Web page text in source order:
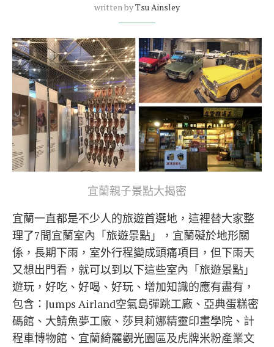
written byTsu Ainsley
宜蘭親子景點大揭密
宜蘭一直都是不少人的旅遊首選地，這裡替大家整
理了7間宜蘭室內「旅遊景點」，宜蘭礙於地形關
係，長期下雨，室外行程變成頭痛項目，但下雨天
又想出門看，就可以到以下這些室內「旅遊景點」
遊玩，好吃、好喝、好玩、增加知識的應有盡有，
包含：Jumps Airland空氣島彈跳工廠、亞典蛋糕密
碼館、大鯖魚夢工廠、 莎貝莉娜精靈印畫學院 、計
程車博物館、宜蘭綺麗觀光園區及虎牌米粉產業文